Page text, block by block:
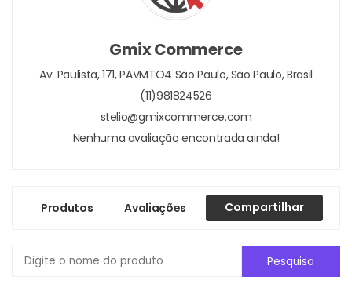
Gmix Commerce
Av. Paulista, 171, PAVMTO4 São Paulo,São Paulo,Brasil
(11)981824526
stelio@gmixcommerce.com
Nenhuma avaliação encontrada ainda!
Produtos Avaliações Compartilhar